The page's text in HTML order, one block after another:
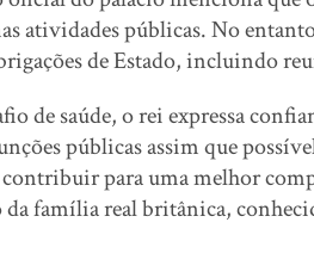
atividades públicas. No
de Estado, incluindo
de saúde, o rei expressa
públicas assim que
contribuir para uma melhor
família real britânica,